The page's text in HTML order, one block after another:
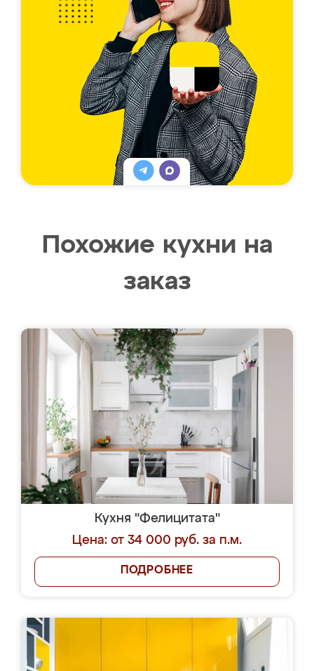
Похожие кухни на
заказ
Кухня "Фелицитата"
Цена: от 34 000 руб. за п.м.
ПОДРОБНЕЕ